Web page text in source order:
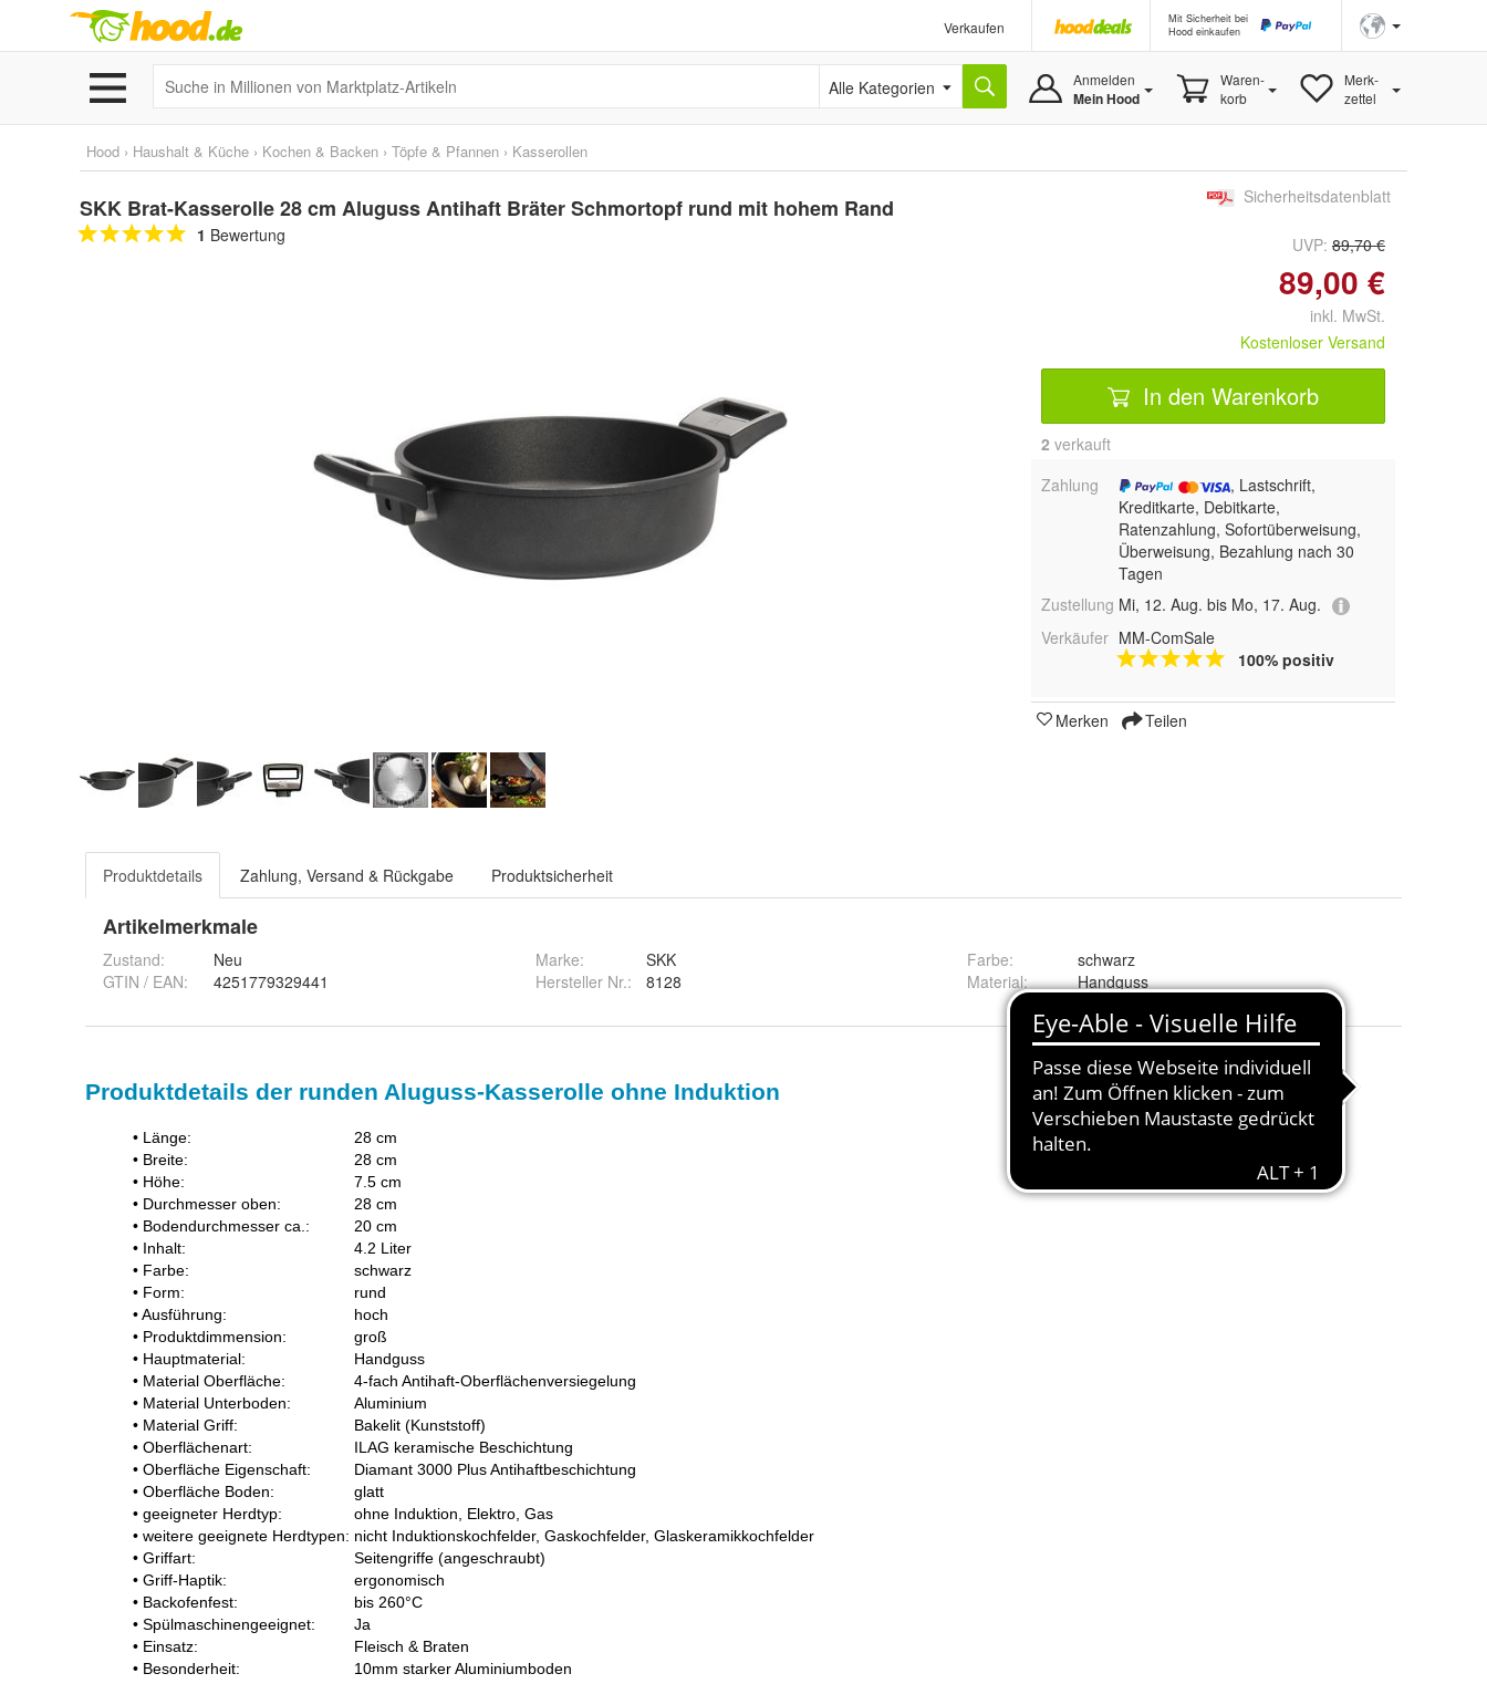
Verkaufen
Mit Sicherheit bei
Hood einkaufen
Alle Kategorien Anmelden
Mein Hood
Waren-
korb
Merk-
zettel
Hood › Haushalt & Küche › Kochen & Backen › Töpfe & Pfannen › Kasserollen
SKK Brat-Kasserolle 28 cm Aluguss Antihaft Bräter Schmortopf rund mit hohem Rand
1 Bewertung
Sicherheitsdatenblatt
UVP: 89,70 €
89,00 €
inkl. MwSt.
Kostenloser Versand
In den Warenkorb
2 verkauft
Zahlung
, Lastschrift,
Kreditkarte, Debitkarte,
Ratenzahlung, Sofortüberweisung,
Überweisung, Bezahlung nach 30
Tagen
Zustellung Mi, 12. Aug. bis Mo, 17. Aug.
Verkäufer MM-ComSale
100% positiv
Merken Teilen
Produktdetails Zahlung, Versand & Rückgabe Produktsicherheit
Artikelmerkmale
Zustand:
Neu
GTIN / EAN:
4251779329441
Marke:
SKK
Hersteller Nr.:
8128
Farbe:
schwarz
Material: Handguss